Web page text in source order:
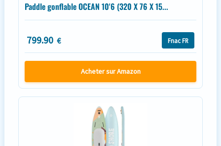
Paddle gonflable OCEAN 10'6 (320 X 76 X 15...
799.90 € Fnac FR
Acheter sur Amazon